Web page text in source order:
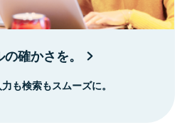
確かさを。
も検索もスムーズに。